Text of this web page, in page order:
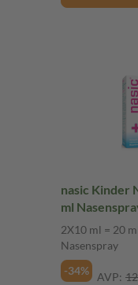
nasic Kinder
ml
2X10 ml = 20 ml
Nasenspray
-34% AVP: